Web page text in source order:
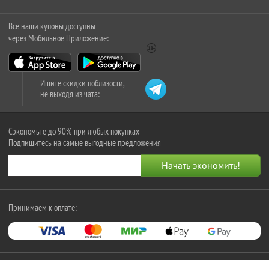
Все наши купоны доступны
через Мобильное Приложение:
Ищите скидки поблизости,
не выходя из чата:
Сэкономьте до 90% при любых покупках
Подпишитесь на самые выгодные предложения
Принимаем к оплате: